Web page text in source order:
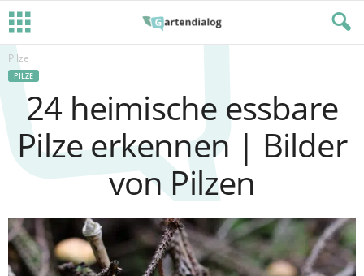
Pilze
PILZE
24 heimische essbare
Pilze erkennen | Bilder
von Pilzen